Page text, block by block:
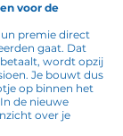
voor de
premie direct
gaat. Dat
wordt opzij
Je bouwt dus
op binnen het
de nieuwe
over je